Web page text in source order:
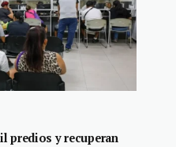
predios y recuperan